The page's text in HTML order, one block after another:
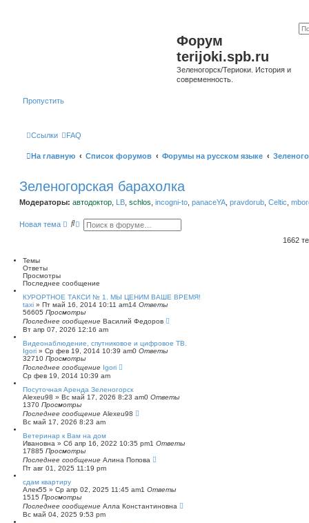
Форум
terijoki.spb.ru
Зеленогорск/Териоки. История и
современность.
Пропустить
Ссылки FAQ
На главную Список форумов Форумы на русском языке
Зеленогорская барахолка
Модераторы: автодоктор LB schlos incogni-to panaceYA pravdorub Celtic
Новая тема
П Р
н
ы
й
п
о
и
к
1662
Темы
Ответы
Просмотры
Последнее сообщение
КУРОРТНОЕ ТАКСИ № 1. МЫ ЦЕНИМ ВАШЕ ВРЕМЯ!
taxi » Пт май 16, 2014 10:11 am14 Ответы
56605 Просмотры
Последнее сообщение Василий Федоров
Вт апр 07, 2026 12:16 am
Видеонаблюдение, спутниковое и цифровое ТВ.
Igori » Ср фев 19, 2014 10:39 am0 Ответы
32710 Просмотры
Последнее сообщение Igori
Ср фев 19, 2014 10:39 am
Посуточная Аренда Зеленогорск
Alexeu98 » Вс май 17, 2026 8:23 am0 Ответы
1370 Просмотры
Последнее сообщение Alexeu98
Вс май 17, 2026 8:23 am
Ветеринар к Вам на дом
Ивановна » Сб апр 16, 2022 10:35 pm1 Ответы
17885 Просмотры
Последнее сообщение Алина Попова
Пт авг 01, 2025 11:19 pm
сдам квартиру
Алек55 » Ср апр 02, 2025 11:45 am1 Ответы
1515 Просмотры
Последнее сообщение Алла Константиновна
Вс май 04, 2025 9:53 pm